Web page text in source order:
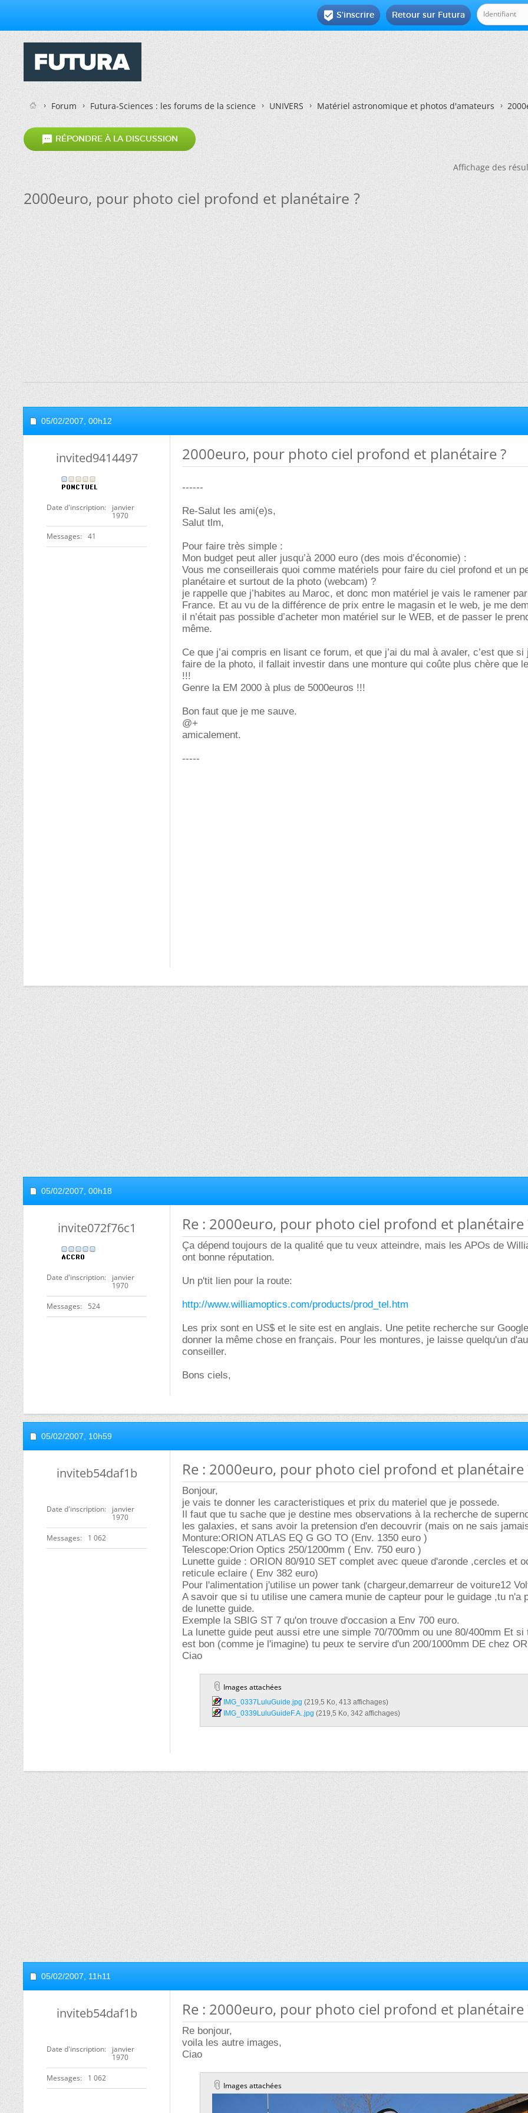
Retour sur Futura
 S'inscrire
Forum Futura-Sciences : les forums de la science UNIVERS Matériel astronomique et photos d'amateurs
 RÉPONDRE À LA DISCUSSION
Affichage des
2000euro, pour photo ciel profond et planétaire ?
05/02/2007, 00h12
invited9414497
Date d'inscription
janvier
1970
Messages 41
2000euro, pour photo ciel profond et planétaire ?
------
Re-Salut les ami(e)s,
Salut tlm,
Pour faire très simple :
Mon budget peut aller jusqu’à 2000 euro (des mois d’économie) :
Vous me conseillerais quoi comme matériels pour faire du ciel profond et un
planétaire et surtout de la photo (webcam) ?
je rappelle que j’habites au Maroc, et donc mon matériel je vais le ramener
France. Et au vu de la différence de prix entre le magasin et le web, je me
il n’était pas possible d’acheter mon matériel sur le WEB, et de passer le
même.
Ce que j’ai compris en lisant ce forum, et que j’ai du mal à avaler, c’est que
faire de la photo, il fallait investir dans une monture qui coûte plus chère que
!!!
Genre la EM 2000 à plus de 5000euros !!!
Bon faut que je me sauve.
@+
amicalement.
-----
05/02/2007, 00h18
invite072f76c1
Date d'inscription
janvier
1970
Messages 524
Re : 2000euro, pour photo ciel profond et planétaire
Ça dépend toujours de la qualité que tu veux atteindre, mais les APOs de
ont bonne réputation.
Un p'tit lien pour la route:
http://www.williamoptics.com/products/prod_tel.htm
Les prix sont en US$ et le site est en anglais. Une petite recherche sur
donner la même chose en français. Pour les montures, je laisse quelqu'un
conseiller.
Bons ciels,
05/02/2007, 10h59
inviteb54daf1b
Date d'inscription
janvier
1970
Messages 1 062
Re : 2000euro, pour photo ciel profond et planétaire
Bonjour,
je vais te donner les caracteristiques et prix du materiel que je possede.
Il faut que tu sache que je destine mes observations à la recherche de
les galaxies, et sans avoir la pretension d'en decouvrir (mais on ne sais
Monture:ORION ATLAS EQ G GO TO (Env. 1350 euro )
Telescope:Orion Optics 250/1200mm ( Env. 750 euro )
Lunette guide : ORION 80/910 SET complet avec queue d'aronde ,cercles et
reticule eclaire ( Env 382 euro)
Pour l'alimentation j'utilise un power tank (chargeur,demarreur de voiture12
A savoir que si tu utilise une camera munie de capteur pour le guidage ,tu n'a
de lunette guide.
Exemple la SBIG ST 7 qu'on trouve d'occasion a Env 700 euro.
La lunette guide peut aussi etre une simple 70/700mm ou une 80/400mm Et si
est bon (comme je l'imagine) tu peux te servire d'un 200/1000mm DE chez
Ciao
Images attachées
IMG_0337LuluGuide.jpg‎ (219,5 Ko, 413 affichages)
IMG_0339LuluGuideF.A..jpg‎ (219,5 Ko, 342 affichages)
05/02/2007, 11h11
inviteb54daf1b
Date d'inscription
janvier
1970
Messages 1 062
Re : 2000euro, pour photo ciel profond et planétaire
Re bonjour,
voila les autre images,
Ciao
Images attachées